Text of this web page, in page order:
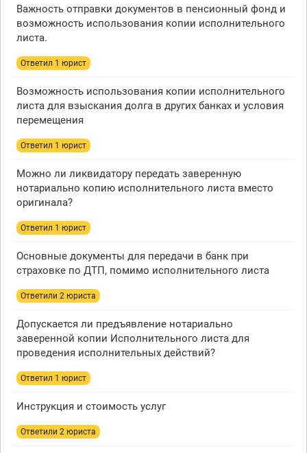
Важность отправки документов в пенсионный фонд и
возможность использования копии исполнительного
листа.
Ответил 1 юрист
Возможность использования копии исполнительного
листа для взыскания долга в других банках и условия
перемещения
Ответил 1 юрист
Можно ли ликвидатору передать заверенную
нотариально копию исполнительного листа вместо
оригинала?
Ответил 1 юрист
Основные документы для передачи в банк при
страховке по ДТП, помимо исполнительного листа
Ответили 2 юристa
Допускается ли предъявление нотариально
заверенной копии Исполнительного листа для
проведения исполнительных действий?
Ответил 1 юрист
Инструкция и стоимость услуг
Ответили 2 юристa